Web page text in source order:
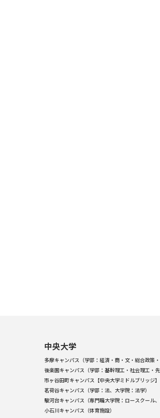
中央大学
多摩キャンパス（学部：経済・商・文・総合政策
後楽園キャンパス（学部：基幹理工・社会理工・先
市ヶ谷田町キャンパス【中央大学ミドルブリッジ
茗荷谷キャンパス（学部：法、大学院：法学）
駿河台キャンパス（専門職大学院：ロースクール、
小石川キャンパス（体育施設）